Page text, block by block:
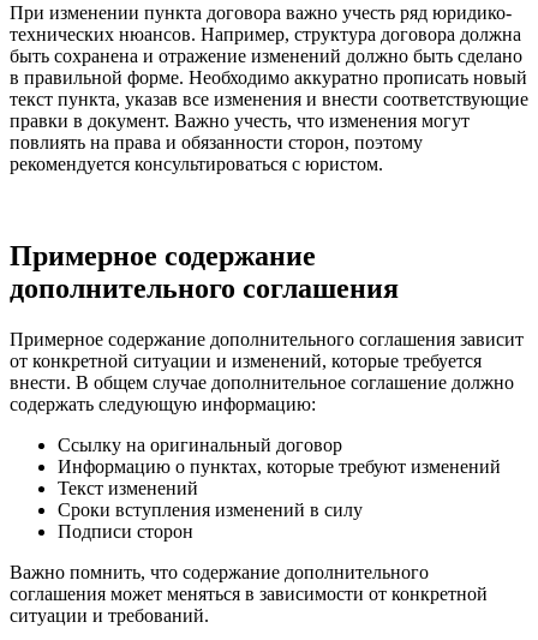
При изменении пункта договора важно учесть ряд юридико-
технических нюансов. Например, структура договора должна
быть сохранена и отражение изменений должно быть сделано
в правильной форме. Необходимо аккуратно прописать новый
текст пункта, указав все изменения и внести соответствующие
правки в документ. Важно учесть, что изменения могут
повлиять на права и обязанности сторон, поэтому
рекомендуется консультироваться с юристом.
Примерное содержание
дополнительного соглашения
Примерное содержание дополнительного соглашения зависит
от конкретной ситуации и изменений, которые требуется
внести. В общем случае дополнительное соглашение должно
содержать следующую информацию:
Ссылку на оригинальный договор
Информацию о пунктах, которые требуют изменений
Текст изменений
Сроки вступления изменений в силу
Подписи сторон
Важно помнить, что содержание дополнительного
соглашения может меняться в зависимости от конкретной
ситуации и требований.